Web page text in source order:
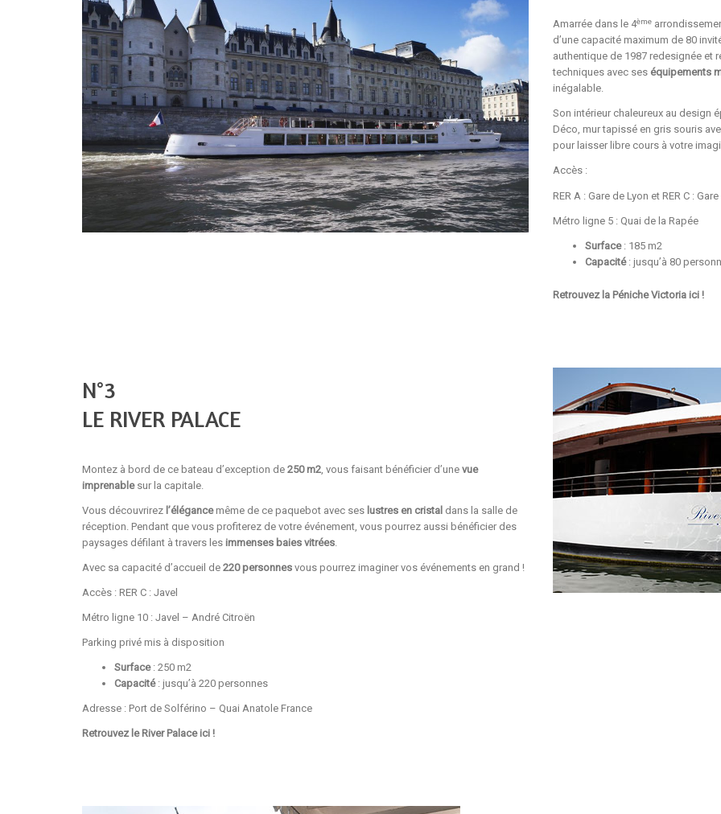
Amarrée dans le 4ème
d’une capacité maximum de 80
authentique de 1987 redesignée et
techniques avec ses équipements
inégalable.
Son intérieur chaleureux au design
Déco, mur tapissé en gris souris
pour laisser libre cours à votre
Accès :
RER A : Gare de Lyon et RER C :
Métro ligne 5 : Quai de la Rapée
Surface: 185 m2
Capacité: jusqu’à 80
Retrouvez la Péniche Victoria ici !
N°3
LE RIVER PALACE
Montez à bord de ce bateau d’exception de 250 m2 , vous faisant bénéficier d’une vue
imprenable sur la capitale.
Vous découvrirez l’élégancemême de ce paquebot avec ses lustres en cristal dans la salle de
réception. Pendant que vous profiterez de votre événement, vous pourrez aussi bénéficier des
paysages défilant à travers les immenses baies vitrées
Avec sa capacité d’accueil de 220 personnes vous pourrez imaginer vos événements en grand !
Accès : RER C : Javel
Métro ligne 10 : Javel – André Citroën
Parking privé mis à disposition
Surface: 250 m2
Capacité: jusqu’à 220 personnes
Adresse : Port de Solférino – Quai Anatole France
Retrouvez le River Palaceici !